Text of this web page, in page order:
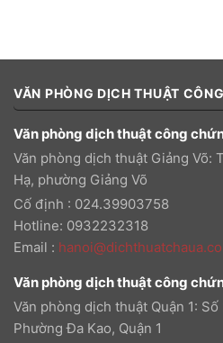
VĂN PHÒNG DỊCH THUẬT
Văn phòng dịch thuật công
Văn phòng dịch thuật Giảng Võ:
Hạ, phường Giảng Võ
Cố định : 024.39903758
Hotline: 0932232318
Email :
Văn phòng dịch thuật công
Văn phòng dịch thuật Quận 1:
Phường Đa Kao, Quận 1